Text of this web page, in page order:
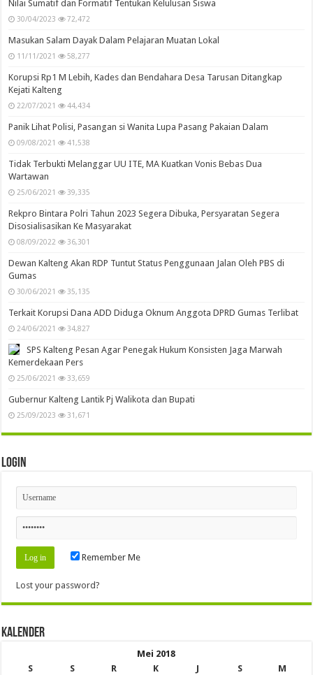
Nilai Sumatif dan Formatif Tentukan Kelulusan Siswa
30/04/2023 72,472
Masukan Salam Dayak Dalam Pelajaran Muatan Lokal
11/11/2021 58,277
Korupsi Rp1 M Lebih, Kades dan Bendahara Desa Tarusan Ditangkap
Kejati Kalteng
22/07/2021 44,434
Panik Lihat Polisi, Pasangan si Wanita Lupa Pasang Pakaian Dalam
09/08/2021 41,538
Tidak Terbukti Melanggar UU ITE, MA Kuatkan Vonis Bebas Dua
Wartawan
25/06/2021 39,335
Rekpro Bintara Polri Tahun 2023 Segera Dibuka, Persyaratan Segera
Disosialisasikan Ke Masyarakat
08/09/2022 36,301
Dewan Kalteng Akan RDP Tuntut Status Penggunaan Jalan Oleh PBS di
Gumas
30/06/2021 35,135
Terkait Korupsi Dana ADD Diduga Oknum Anggota DPRD Gumas Terlibat
24/06/2021 34,827
SPS Kalteng Pesan Agar Penegak Hukum Konsisten Jaga Marwah
Kemerdekaan Pers
25/06/2021 33,659
Gubernur Kalteng Lantik Pj Walikota dan Bupati
25/09/2023 31,671
Login
Remember Me
Lost your password?
Kalender
Mei 2018
S
S R K J S
M